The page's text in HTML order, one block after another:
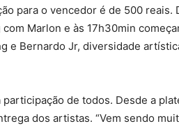
para o vencedor é de 500 reais.
Marlon e às 17h30min
e Bernardo Jr, diversidade
de todos. Desde a
dos artistas. “Vem sendo